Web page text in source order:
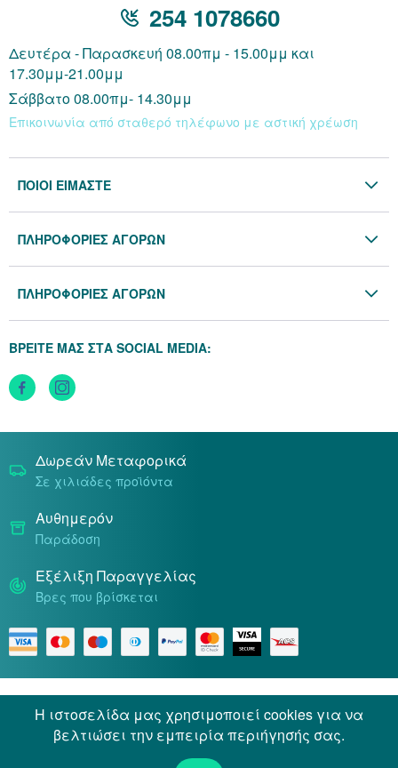
254 1078660
Δευτέρα - Παρασκευή 08.00πμ - 15.00μμ και
17.30μμ-21.00μμ
Σάββατο 08.00πμ- 14.30μμ
Επικοινωνία από σταθερό τηλέφωνο με αστική χρέωση
ΠΟΙΟΙ ΕΙΜΑΣΤΕ
Επικοινωνία
ΠΛΗΡΟΦΟΡΙΕΣ ΑΓΟΡΩΝ
Προσωπικά Δεδομένα
ΠΛΗΡΟΦΟΡΙΕΣ ΑΓΟΡΩΝ
Τρόποι Αποστολής
Τρόποι Πληρωμής
ΒΡΕΙΤΕ ΜΑΣ ΣΤΑ SOCIAL MEDIA:
Δωρεάν Μεταφορικά
Σε χιλιάδες προϊόντα
Αυθημερόν
Παράδοση
Εξέλιξη Παραγγελίας
Βρες που βρίσκεται
© 2026 Docpharmacy. All rights reserved.
Όροι & Προϋποθέσεις Προσωπικά Δεδομένα
Η ιστοσελίδα μας χρησιμοποιεί cookies για να
βελτιώσει την εμπειρία περιήγησής σας.